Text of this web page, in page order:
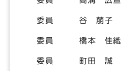
委員 谷 萠子
委員 橋本 佳織
委員 町田 誠